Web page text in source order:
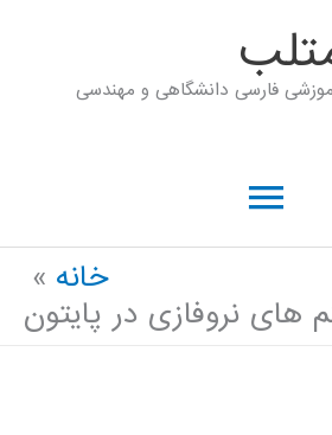
فارسی دانشگاهی و مهندسی
فهرست
خانه
های نروفازی در پایتون